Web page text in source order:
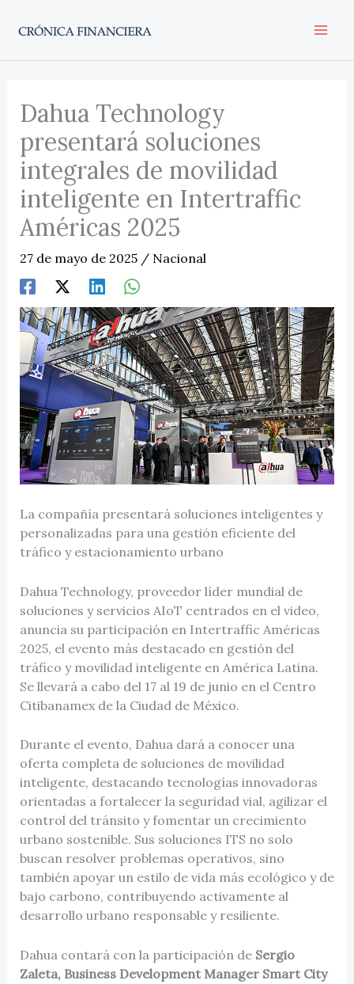
Dahua Technology
presentará soluciones
integrales de movilidad
inteligente en Intertraffic
Américas 2025
27 de mayo de 2025 / Nacional
La compañía presentará soluciones inteligentes y
personalizadas para una gestión eficiente del
tráfico y estacionamiento urbano
Dahua Technology, proveedor líder mundial de
soluciones y servicios AIoT centrados en el video,
anuncia su participación en Intertraffic Américas
2025, el evento más destacado en gestión del
tráfico y movilidad inteligente en América Latina.
Se llevará a cabo del 17 al 19 de junio en el Centro
Citibanamex de la Ciudad de México.
Durante el evento, Dahua dará a conocer una
oferta completa de soluciones de movilidad
inteligente, destacando tecnologías innovadoras
orientadas a fortalecer la seguridad vial, agilizar el
control del tránsito y fomentar un crecimiento
urbano sostenible. Sus soluciones ITS no solo
buscan resolver problemas operativos, sino
también apoyar un estilo de vida más ecológico y de
bajo carbono, contribuyendo activamente al
desarrollo urbano responsable y resiliente.
Dahua contará con la participación de Sergio
Zaleta, Business Development Manager Smart City